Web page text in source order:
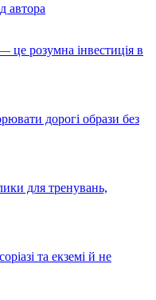
автора
розумна інвестиція в
дорогі образи без
для тренувань,
та екземі й не